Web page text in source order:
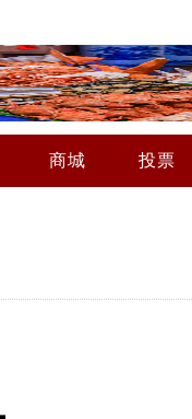
商城 投票